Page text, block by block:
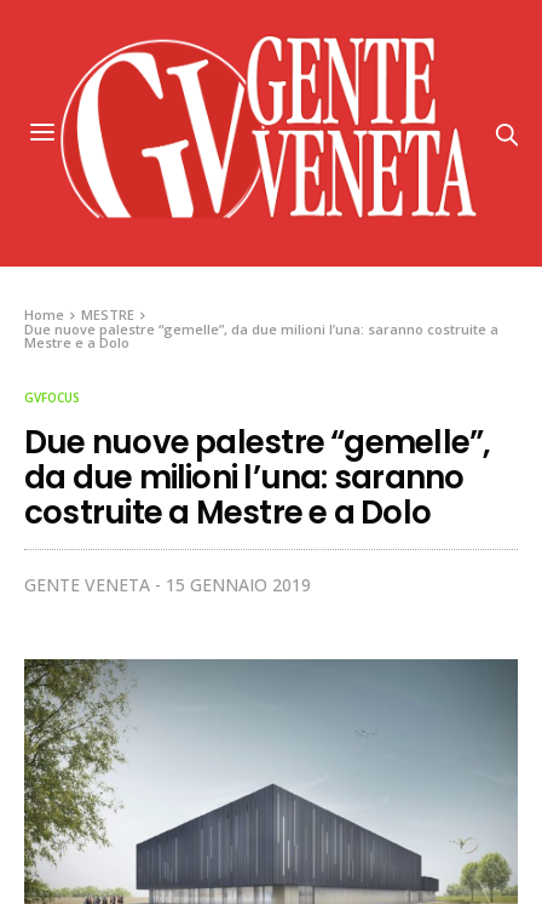
Home
MESTRE
Due nuove palestre “gemelle”, da due milioni l’una: saranno costruite a
Mestre e a Dolo
GVFOCUS
Due nuove palestre “gemelle”,
da due milioni l’una: saranno
costruite a Mestre e a Dolo
GENTE VENETA 15 GENNAIO 2019